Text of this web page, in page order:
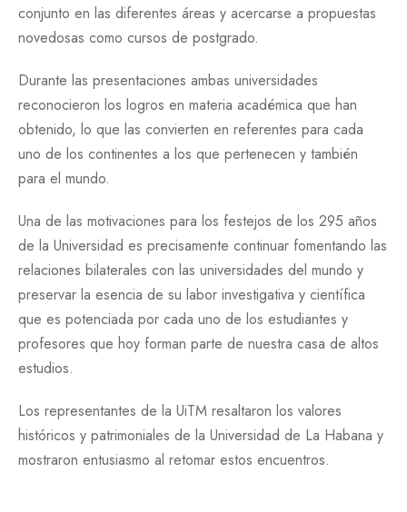
conjunto en las diferentes áreas y acercarse a propuestas
novedosas como cursos de postgrado.
Durante las presentaciones ambas universidades
reconocieron los logros en materia académica que han
obtenido, lo que las convierten en referentes para cada
uno de los continentes a los que pertenecen y también
para el mundo.
Una de las motivaciones para los festejos de los 295 años
de la Universidad es precisamente continuar fomentando las
relaciones bilaterales con las universidades del mundo y
preservar la esencia de su labor investigativa y científica
que es potenciada por cada uno de los estudiantes y
profesores que hoy forman parte de nuestra casa de altos
estudios.
Los representantes de la UiTM resaltaron los valores
históricos y patrimoniales de la Universidad de La Habana y
mostraron entusiasmo al retomar estos encuentros.